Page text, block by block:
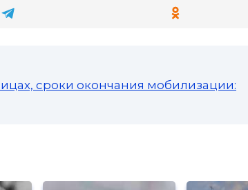
сроки окончания мобилизации: